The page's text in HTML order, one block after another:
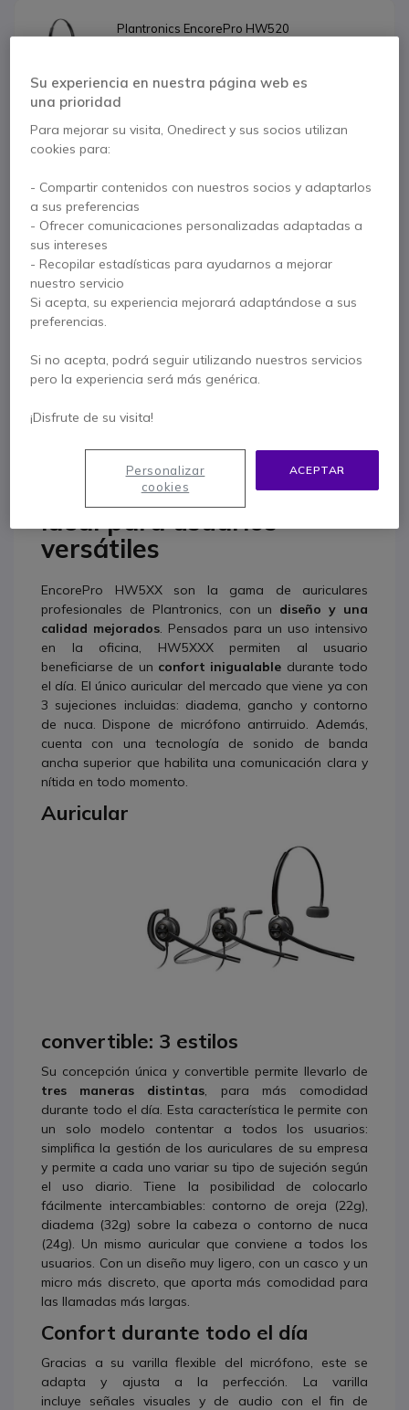
Plantronics EncorePro HW520
30,95 € s/Iva
Mostrar más
Contacte a nuestros expertos -
Linea gratuita
900 80 26 26
Descripción producto
3 sujeciones: muy ligero e
ideal para usuarios
versátiles
EncorePro HW5XX son la gama de auriculares
profesionales de Plantronics, con un diseño y una
calidad mejorados . Pensados para un uso intensivo
en la oficina, HW5XXX permiten al usuario
beneficiarse de un confort inigualable durante todo
el día. El único auricular del mercado que viene ya con
3 sujeciones incluidas: diadema, gancho y contorno
de nuca. Dispone de micrófono antirruido. Además,
cuenta con una tecnología de sonido de banda
ancha superior que habilita una comunicación clara y
nítida en todo momento.
Auricular
convertible: 3 estilos
Su concepción única y convertible permite llevarlo de
tres maneras distintas , para más comodidad
durante todo el día. Esta característica le permite con
un solo modelo contentar a todos los usuarios:
simplifica la gestión de los auriculares de su empresa
y permite a cada uno variar su tipo de sujeción según
el uso diario. Tiene la posibilidad de colocarlo
fácilmente intercambiables: contorno de oreja (22g),
diadema (32g) sobre la cabeza o contorno de nuca
(24g). Un mismo auricular que conviene a todos los
usuarios. Con un diseño muy ligero, con un casco y un
micro más discreto, que aporta más comodidad para
las llamadas más largas.
Confort durante todo el día
Gracias a su varilla flexible del micrófono, este se
adapta y ajusta a la perfección. La varilla
incluye señales visuales y de audio con el fin de
Su experiencia en nuestra página web es
una prioridad
Para mejorar su visita, Onedirect y sus socios utilizan
cookies para:
- Compartir contenidos con nuestros socios y adaptarlos
a sus preferencias
- Ofrecer comunicaciones personalizadas adaptadas a
sus intereses
- Recopilar estadísticas para ayudarnos a mejorar
nuestro servicio
Si acepta, su experiencia mejorará adaptándose a sus
preferencias.
Si no acepta, podrá seguir utilizando nuestros servicios
pero la experiencia será más genérica.
¡Disfrute de su visita!
ACEPTAR
Personalizar
cookies